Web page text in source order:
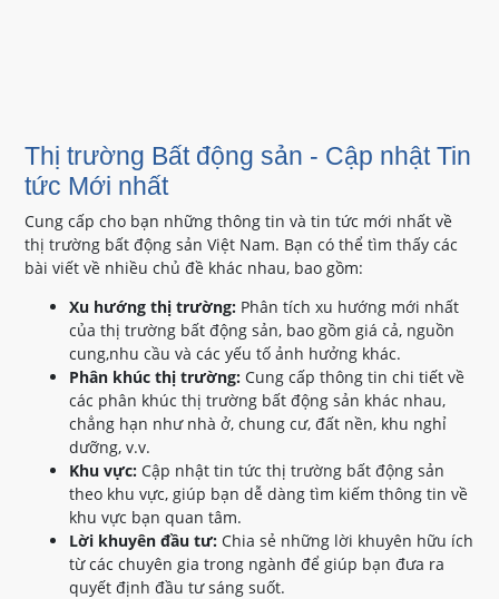
Thị trường Bất động sản - Cập nhật Tin
tức Mới nhất
Cung cấp cho bạn những thông tin và tin tức mới nhất về
thị trường bất động sản Việt Nam. Bạn có thể tìm thấy các
bài viết về nhiều chủ đề khác nhau, bao gồm:
Xu hướng thị trường: Phân tích xu hướng mới nhất
của thị trường bất động sản, bao gồm giá cả, nguồn
cung,nhu cầu và các yếu tố ảnh hưởng khác.
Phân khúc thị trường: Cung cấp thông tin chi tiết về
các phân khúc thị trường bất động sản khác nhau,
chẳng hạn như nhà ở, chung cư, đất nền, khu nghỉ
dưỡng, v.v.
Khu vực: Cập nhật tin tức thị trường bất động sản
theo khu vực, giúp bạn dễ dàng tìm kiếm thông tin về
khu vực bạn quan tâm.
Lời khuyên đầu tư: Chia sẻ những lời khuyên hữu ích
từ các chuyên gia trong ngành để giúp bạn đưa ra
quyết định đầu tư sáng suốt.